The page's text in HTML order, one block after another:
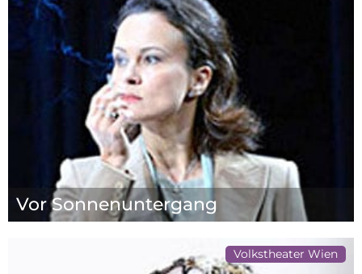
Vor Sonnenuntergang
Volkstheater Wien